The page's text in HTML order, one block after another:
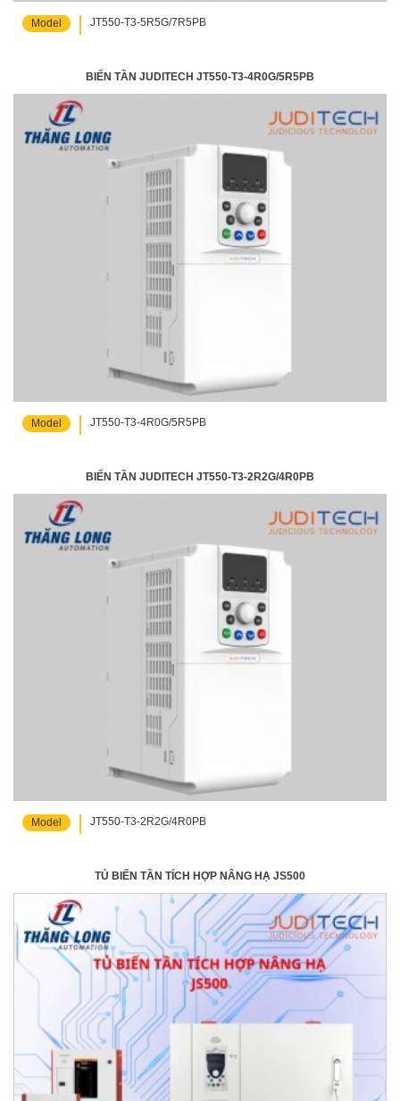
Model JT550-T3-5R5G/7R5PB
BIẾN TẦN JUDITECH JT550-T3-4R0G/5R5PB
Model JT550-T3-4R0G/5R5PB
BIẾN TẦN JUDITECH JT550-T3-2R2G/4R0PB
Model JT550-T3-2R2G/4R0PB
TỦ BIẾN TẦN TÍCH HỢP NÂNG HẠ JS500